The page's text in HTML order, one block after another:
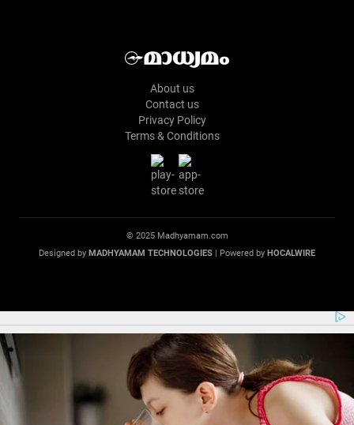
About us
Contact us
Privacy Policy
Terms & Conditions
© 2025 Madhyamam.com
Designed by MADHYAMAM TECHNOLOGIES | Powered by HOCALWIRE